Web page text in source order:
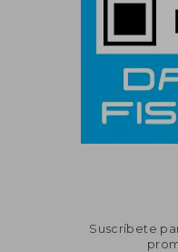
Suscríbete